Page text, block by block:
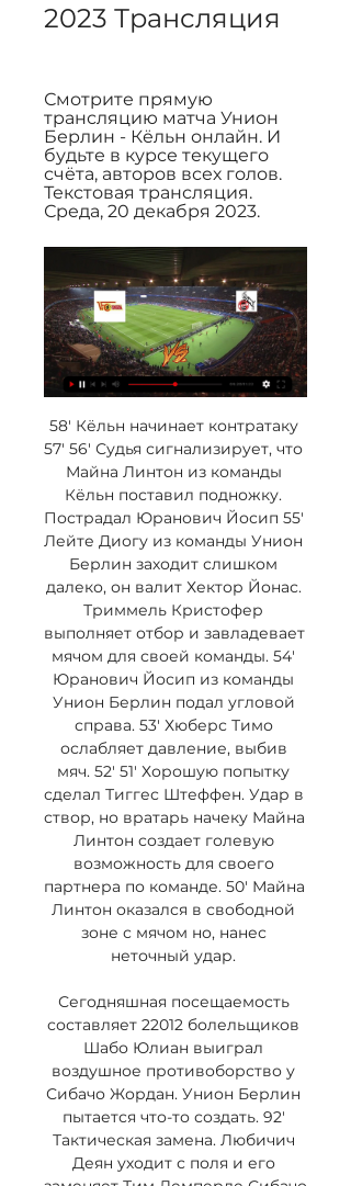
2023 Трансляция
Смотрите прямую
трансляцию матча Унион
Берлин - Кёльн онлайн. И
будьте в курсе текущего
счёта, авторов всех голов.
Текстовая трансляция.
Среда, 20 декабря 2023.
58' Кёльн начинает контратаку
57' 56' Судья сигнализирует, что
Майна Линтон из команды
Кёльн поставил подножку.
Пострадал Юранович Йосип 55'
Лейте Диогу из команды Унион
Берлин заходит слишком
далеко, он валит Хектор Йонас.
Триммель Кристофер
выполняет отбор и завладевает
мячом для своей команды. 54'
Юранович Йосип из команды
Унион Берлин подал угловой
справа. 53' Хюберс Тимо
ослабляет давление, выбив
мяч. 52' 51' Хорошую попытку
сделал Тиггес Штеффен. Удар в
створ, но вратарь начеку Майна
Линтон создает голевую
возможность для своего
партнера по команде. 50' Майна
Линтон оказался в свободной
зоне с мячом но, нанес
неточный удар.
Сегодняшная посещаемость
составляет 22012 болельщиков
Шабо Юлиан выиграл
воздушное противоборство у
Сибачо Жордан. Унион Берлин
пытается что-то создать. 92'
Тактическая замена. Любичич
Деян уходит с поля и его